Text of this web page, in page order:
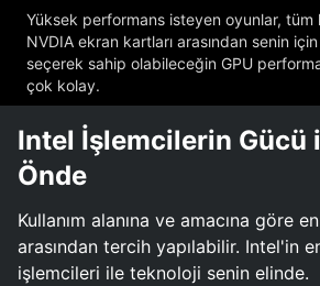
Yüksek performans isteyen oyunlar,
NVDIA ekran kartları arasından senin
seçerek sahip olabileceğin GPU
çok kolay.
Intel İşlemcilerin Gücü
Önde
Kullanım alanına ve amacına göre
arasından tercih yapılabilir. Intel'in
işlemcileri ile teknoloji senin elinde.